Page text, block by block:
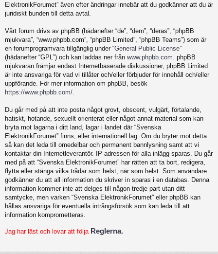
ElektronikForumet” även efter ändringar innebär att du godkänner att du är
juridiskt bunden till detta avtal.
Vårt forum drivs av phpBB (hädanefter “de”, “dem”, “deras”, “phpBB
mjukvara”, “www.phpbb.com”, “phpBB Limited”, “phpBB Teams”) som är
en forumprogramvara tillgänglig under “General Public License”
(hädanefter “GPL”) och kan laddas ner från www.phpbb.com . phpBB
mjukvaran främjar endast Internetbaserade diskussioner, phpBB Limited
är inte ansvariga för vad vi tillåter och/eller förbjuder för innehåll och/eller
uppförande. För mer information om phpBB, besök
https://www.phpbb.com/
Du går med på att inte posta något grovt, obscent, vulgärt, förtalande,
hatiskt, hotande, sexuellt orienterat eller något annat material som kan
bryta mot lagarna i ditt land, lagar i landet där “Svenska
ElektronikForumet” finns, eller internationell lag. Om du bryter mot detta
så kan det leda till omedelbar och permanent bannlysning samt att vi
kontaktar din Internetleverantör. IP-adressen för alla inlägg sparas. Du går
med på att “Svenska ElektronikForumet” har rätten att ta bort, redigera,
flytta eller stänga vilka trådar som helst, när som helst. Som användare
godkänner du att all information du skriver in sparas i en databas. Denna
information kommer inte att delges till någon tredje part utan ditt
samtycke, men varken “Svenska ElektronikForumet” eller phpBB kan
hållas ansvariga för eventuella intrångsförsök som kan leda till att
information komprometteras.
Jag har läst och lovar att följa Reglerna.